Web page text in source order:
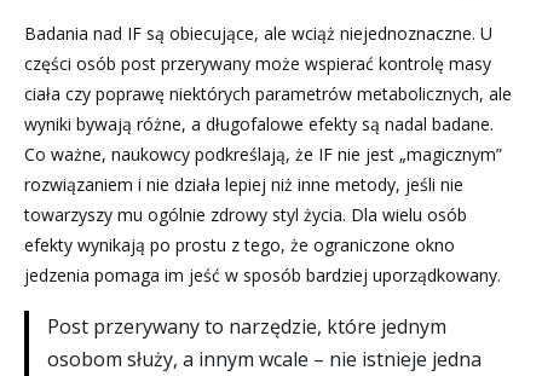
Badania nad IF są obiecujące, ale wciąż niejednoznaczne. U
części osób post przerywany może wspierać kontrolę masy
ciała czy poprawę niektórych parametrów metabolicznych, ale
wyniki bywają różne, a długofalowe efekty są nadal badane.
Co ważne, naukowcy podkreślają, że IF nie jest „magicznym”
rozwiązaniem i nie działa lepiej niż inne metody, jeśli nie
towarzyszy mu ogólnie zdrowy styl życia. Dla wielu osób
efekty wynikają po prostu z tego, że ograniczone okno
jedzenia pomaga im jeść w sposób bardziej uporządkowany.
Post przerywany to narzędzie, które jednym
osobom służy, a innym wcale – nie istnieje jedna